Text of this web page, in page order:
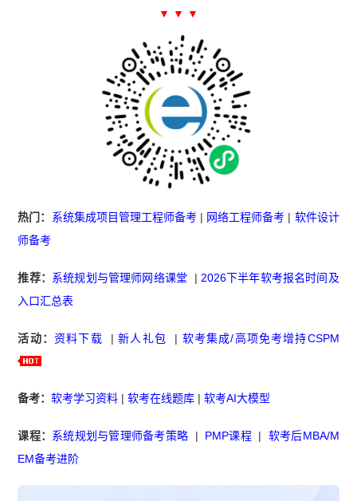
▼ ▼ ▼
热门： 系统集成项目管理工程师备考 | 网络工程师备考 | 软件设计
师备考
推荐： 系统规划与管理师网络课堂 | 2026下半年软考报名时间及
入口汇总表
活动： 资料下载 |新人礼包 | 软考集成/高项免考增持CSPM
备考：软考学习资料 |软考在线题库 |软考AI大模型
课程： 系统规划与管理师备考策略 | PMP课程| 软考后MBA/M
EM备考进阶